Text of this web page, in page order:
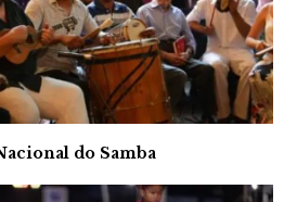
do Samba